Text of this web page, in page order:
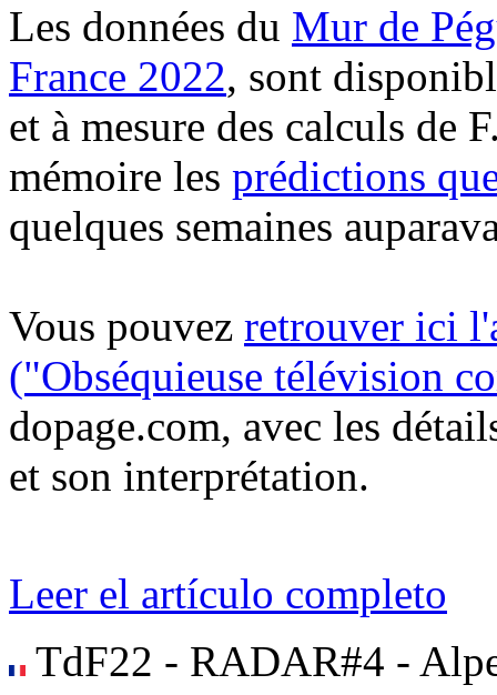
Les données du Mur de
France 2022, sont
et à mesure des calculs de
mémoire les prédictions
quelques semaines
Vous pouvez retrouver ici
("Obséquieuse télévision
dopage.com, avec les
et son interprétation.
Leer el artículo completo
TdF22 - RADAR#4 -